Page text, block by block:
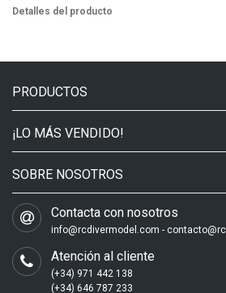
Detalles del producto
PRODUCTOS
¡LO MÁS VENDIDO!
SOBRE NOSOTROS
Contacta con nosotros
info@rcdivermodel.com -
Atención al cliente
(+34) 971 442 138
(+34) 646 787 233